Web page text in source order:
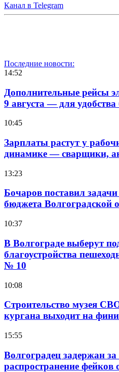
Канал в Telegram
Последние новости:
14:52
Дополнительные рейсы
9 августа — для
10:45
Зарплаты растут у
динамике — сварщики,
13:23
Бочаров поставил
бюджета Волгоградской
10:37
В Волгограде выберут
благоустройства
№ 10
10:08
Строительство музея
кургана выходит на
15:55
Волгоградец задержан за
распространение